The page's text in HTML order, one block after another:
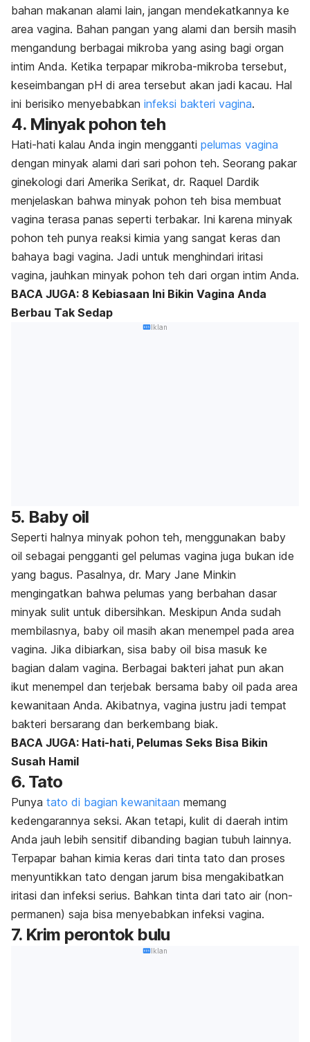
bahan makanan alami lain, jangan mendekatkannya ke
area vagina. Bahan pangan yang alami dan bersih masih
mengandung berbagai mikroba yang asing bagi organ
intim Anda. Ketika terpapar mikroba-mikroba tersebut,
keseimbangan pH di area tersebut akan jadi kacau. Hal
ini berisiko menyebabkan infeksi bakteri vagina.
4. Minyak pohon teh
Hati-hati kalau Anda ingin mengganti pelumas vagina
dengan minyak alami dari sari pohon teh. Seorang pakar
ginekologi dari Amerika Serikat, dr. Raquel Dardik
menjelaskan bahwa minyak pohon teh bisa membuat
vagina terasa panas seperti terbakar. Ini karena minyak
pohon teh punya reaksi kimia yang sangat keras dan
bahaya bagi vagina. Jadi untuk menghindari iritasi
vagina, jauhkan minyak pohon teh dari organ intim Anda.
BACA JUGA: 8 Kebiasaan Ini Bikin Vagina Anda
Berbau Tak Sedap
Iklan
5. Baby oil
Seperti halnya minyak pohon teh, menggunakan baby
oil sebagai pengganti gel pelumas vagina juga bukan ide
yang bagus. Pasalnya, dr. Mary Jane Minkin
mengingatkan bahwa pelumas yang berbahan dasar
minyak sulit untuk dibersihkan. Meskipun Anda sudah
membilasnya, baby oil masih akan menempel pada area
vagina. Jika dibiarkan, sisa baby oil bisa masuk ke
bagian dalam vagina. Berbagai bakteri jahat pun akan
ikut menempel dan terjebak bersama baby oil pada area
kewanitaan Anda. Akibatnya, vagina justru jadi tempat
bakteri bersarang dan berkembang biak.
BACA JUGA: Hati-hati, Pelumas Seks Bisa Bikin
Susah Hamil
6. Tato
Punya tato di bagian kewanitaan memang
kedengarannya seksi. Akan tetapi, kulit di daerah intim
Anda jauh lebih sensitif dibanding bagian tubuh lainnya.
Terpapar bahan kimia keras dari tinta tato dan proses
menyuntikkan tato dengan jarum bisa mengakibatkan
iritasi dan infeksi serius. Bahkan tinta dari tato air (non-
permanen) saja bisa menyebabkan infeksi vagina.
7. Krim perontok bulu
Iklan